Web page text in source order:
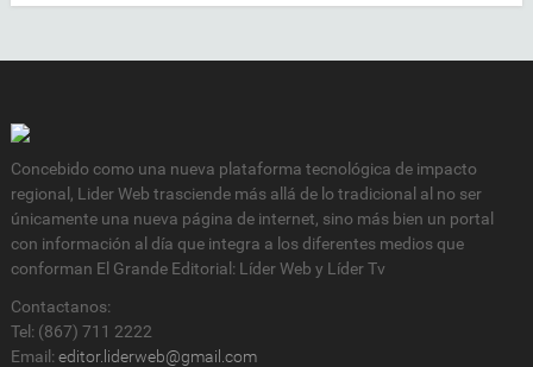
Concebido como una nueva plataforma tecnológica de impacto
regional, Lider Web trasciende más allá de lo tradicional al no ser
únicamente una nueva página de internet, sino más bien un portal
con información al día que integra a los diferentes medios que
conforman El Grande Editorial: Líder Web y Líder Tv
Contactanos:
Tel: (867) 711 2222
Email: editor.liderweb@gmail.com